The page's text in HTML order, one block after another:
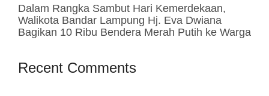
Dalam Rangka Sambut Hari Kemerdekaan,
Walikota Bandar Lampung Hj. Eva Dwiana
Bagikan 10 Ribu Bendera Merah Putih ke Warga
Recent Comments